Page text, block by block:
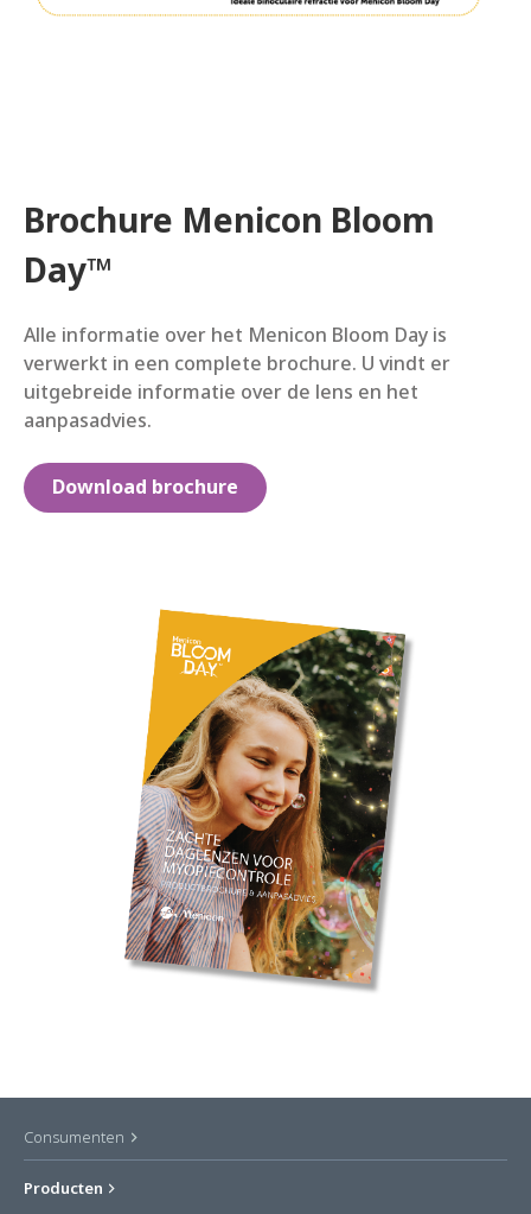
Brochure Menicon Bloom
Day™
Alle informatie over het Menicon Bloom Day is
verwerkt in een complete brochure. U vindt er
uitgebreide informatie over de lens en het
aanpasadvies.
Download brochure
Consumenten
Producten